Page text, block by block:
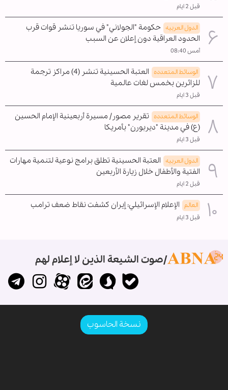
قبل 2 ايام
الدول العربیه حكومة "الجولاني" في سوريا تنشر قوات قرب
الحدود العراقية دون إعلان عن السبب
أمس 08:40
الوسائط المتعدده
العتبة الحسينية تنشر (4) مراكز ترجمة
للزائرين بخمس لغات عالمية
قبل 3 ايام
الوسائط المتعدده تقرير مصور/ مسيرة أربعينية الإمام الحسين
(ع) في مدينة "ديربورن" بأمريكا
قبل 3 ايام
الدول العربیه العتبة الحسينية تطلق برامج نوعية لتنمية مهارات
الفتية والأطفال خلال زيارة الأربعين
قبل 2 ايام
العالم الإعلام الإسرائيلي: إيران کشفت نقاط ضعف ترامب
قبل 3 ايام
صوت الشيعة الذين لا إعلام لهم
نسخة الحاسوب